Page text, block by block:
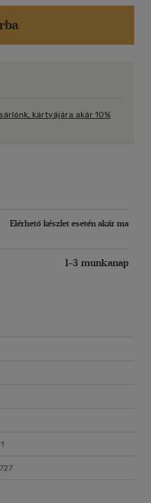
kártyájára akár 10%
Elérhető készlet esetén akár ma
1-3 munkanap